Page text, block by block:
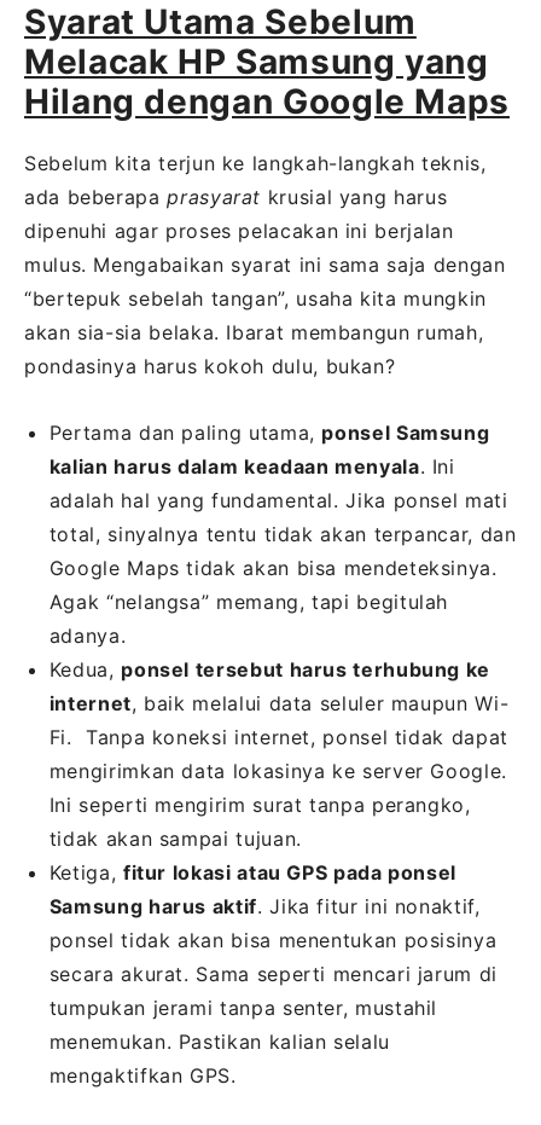
Syarat Utama Sebelum
Melacak HP Samsung yang
Hilang dengan Google Maps
Sebelum kita terjun ke langkah-langkah teknis,
ada beberapaprasyarat krusial yang harus
dipenuhi agar proses pelacakan ini berjalan
mulus. Mengabaikan syarat ini sama saja dengan
“bertepuk sebelah tangan”, usaha kita mungkin
akan sia-sia belaka. Ibarat membangun rumah,
pondasinya harus kokoh dulu, bukan?
Pertama dan paling utama, ponsel Samsung
kalian harus dalam keadaan menyala. Ini
adalah hal yang fundamental. Jika ponsel mati
total, sinyalnya tentu tidak akan terpancar, dan
Google Maps tidak akan bisa mendeteksinya.
Agak “nelangsa” memang, tapi begitulah
adanya.
Kedua, ponsel tersebut harus terhubung ke
internet, baik melalui data seluler maupun Wi-
Fi. Tanpa koneksi internet, ponsel tidak dapat
mengirimkan data lokasinya ke server Google.
Ini seperti mengirim surat tanpa perangko,
tidak akan sampai tujuan.
Ketiga, fitur lokasi atau GPS pada ponsel
Samsung harus aktif. Jika fitur ini nonaktif,
ponsel tidak akan bisa menentukan posisinya
secara akurat. Sama seperti mencari jarum di
tumpukan jerami tanpa senter, mustahil
menemukan. Pastikan kalian selalu
mengaktifkan GPS.